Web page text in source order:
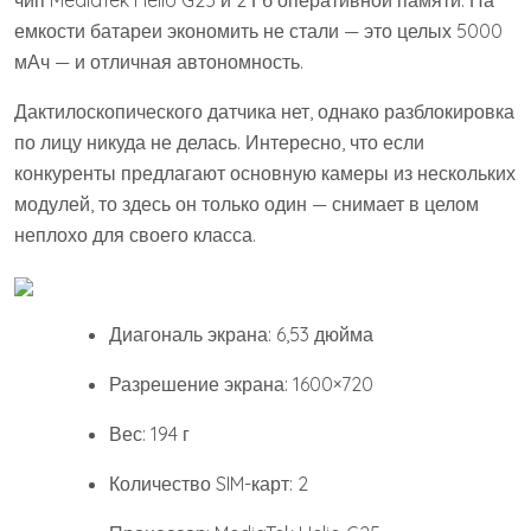
емкости батареи экономить не стали — это целых 5000
мАч — и отличная автономность.
Дактилоскопического датчика нет, однако разблокировка
по лицу никуда не делась. Интересно, что если
конкуренты предлагают основную камеры из нескольких
модулей, то здесь он только один — снимает в целом
неплохо для своего класса.
Диагональ экрана: 6,53 дюйма
Разрешение экрана: 1600×720
Вес: 194 г
Количество SIM-карт: 2